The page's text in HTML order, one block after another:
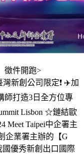
徵件開跑>
灣新創公司限定❗ ✈️加
師打造3日全方位專
Lisbon ☆鏈結歐
Meet Taipei中企署主
企業署主辦的【G
國優秀新創出口國際